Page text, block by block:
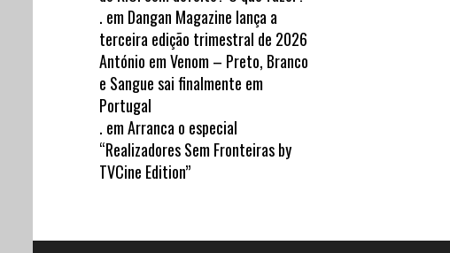
. em Dangan Magazine lança a
terceira edição trimestral de 2026
António emVenom – Preto, Branco
e Sangue sai finalmente em
Portugal
. emArranca o especial
“Realizadores Sem Fronteiras by
TVCine Edition”